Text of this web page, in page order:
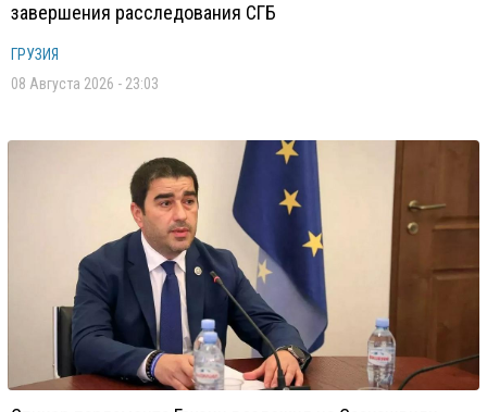
завершения расследования СГБ
ГРУЗИЯ
08 Августа 2026 - 23:03